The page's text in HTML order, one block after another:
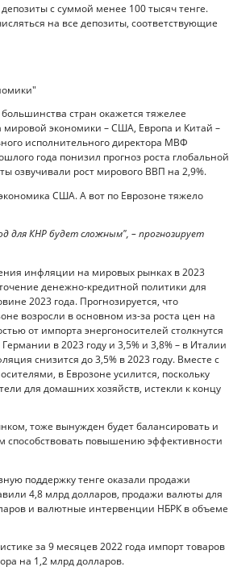
с суммой менее 100 тысяч тенге.
на все депозиты, соответствующие
стран окажется тяжелее
мировой экономики – США, Европа и Китай –
исполнительного директора МВФ
года понизил прогноз роста глобальной
озвучивали рост мирового ВВП на 2,9%.
США. А вот по Еврозоне тяжело
для КНР будет сложным", – прогнозирует
инфляции на мировых рынках в 2023
денежно-кредитной политики для
2023 года. Прогнозируется, что
возросли в основном из-за роста цен на
от импорта энергоносителей столкнутся
в 2023 году и 3,5% и 3,8% – в Италии
снизится до 3,5% в 2023 году. Вместе с
в Еврозоне усилится, поскольку
для домашних хозяйств, истекли к концу
тоже вынужден будет балансировать и
способствовать повышению эффективности
поддержку тенге оказали продажи
4,8 млрд долларов, продажи валюты для
и валютные интервенции НБРК в объеме
за 9 месяцев 2022 года импорт товаров
на 1,2 млрд долларов.